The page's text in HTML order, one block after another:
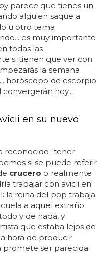
parece que tienes un
alguien saque a
u otro tema
es muy importante
todas las
si tienen que ver con
la semana
horóscopo de escorpio
hoy...
en su nuevo
reconocido "tener
si se puede referir
crucero o realmente
trabajar con avicii en
la reina del pop trabaja
a aquel extraño
y de nada, y
que estaba lejos de
hora de producir
promete ser parecida: